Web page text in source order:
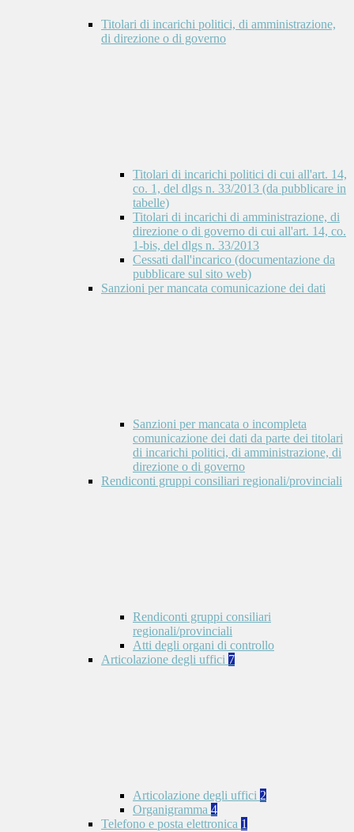
Titolari di incarichi politici, di amministrazione,
di direzione o di governo
Titolari di incarichi politici di cui all'art. 14,
co. 1, del dlgs n. 33/2013 (da pubblicare in
tabelle)
Titolari di incarichi di amministrazione, di
direzione o di governo di cui all'art. 14, co.
1-bis, del dlgs n. 33/2013
Cessati dall'incarico (documentazione da
pubblicare sul sito web)
Sanzioni per mancata comunicazione dei dati
Sanzioni per mancata o incompleta
comunicazione dei dati da parte dei titolari
di incarichi politici, di amministrazione, di
direzione o di governo
Rendiconti gruppi consiliari regionali/provinciali
Rendiconti gruppi consiliari
regionali/provinciali
Atti degli organi di controllo
Articolazione degli uffici 7
Articolazione degli uffici 2
Organigramma 4
Telefono e posta elettronica 1